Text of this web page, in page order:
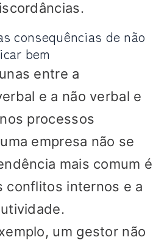
consequências de não
bem
entre a
e a não verbal e
processos
empresa não se
mais comum é
conflitos internos e a
um gestor não